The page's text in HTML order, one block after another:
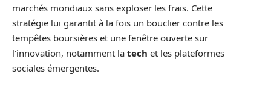
marchés mondiaux sans exploser les frais. Cette
stratégie lui garantit à la fois un bouclier contre les
tempêtes boursières et une fenêtre ouverte sur
l’innovation, notamment la tech et les plateformes
sociales émergentes.